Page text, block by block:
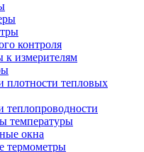
контроля
к измерителям
плотности тепловых
теплопроводности
температуры
окна
термометры